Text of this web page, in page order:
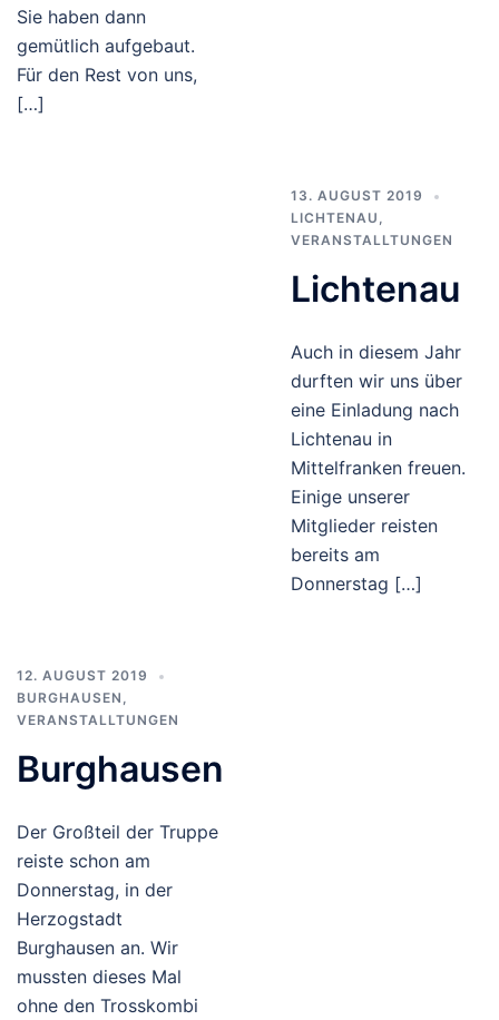
Sie haben dann
gemütlich aufgebaut.
Für den Rest von uns,
[…]
13. AUGUST 2019
LICHTENAU
VERANSTALLTUNGEN
Lichtenau
Auch in diesem Jahr
durften wir uns über
eine Einladung nach
Lichtenau in
Mittelfranken freuen.
Einige unserer
Mitglieder reisten
bereits am
Donnerstag […]
12. AUGUST 2019
BURGHAUSEN
VERANSTALLTUNGEN
Burghausen
Der Großteil der Truppe
reiste schon am
Donnerstag, in der
Herzogstadt
Burghausen an. Wir
mussten dieses Mal
ohne den Trosskombi